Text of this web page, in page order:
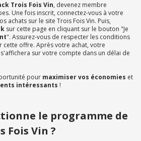
Trois Fois Vin, devenez membre
Une fois inscrit, connectez-vous à votre
achats sur le site Trois Fois Vin. Puis,
sur cette page en cliquant sur le bouton "Je
". Assurez-vous de respecter les conditions
offre. Après votre achat, votre
s'affichera sur votre compte dans un délai de
pour maximiser vos économies et
intéressants !
le programme de
Fois Vin ?